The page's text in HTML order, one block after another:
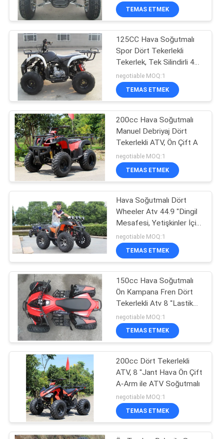
SITE
HARITASI
GIZLILIK
POLITIKASI
Gençlik Yarışları
ATV
Go Kart Buggy
183
Yetişkin Motorlu
Scooter
98
Mini Bisiklet Scooter
TEMAS ETMEK
125CC Hava Soğutmalı
Spor Dört Tekerlekli
Tekerlek, Tek Silindirli 4
Zamanlı
negotiable MOQ:1
TEMAS ETMEK
200cc Hava Soğutmalı
Manuel Debriyaj Dört
Tekerlekli ATV, Ön Çift A
negotiable MOQ:1
TEMAS ETMEK
Hava Soğutmalı Dört
Wheeler Atv 44.9 "Dingil
Mesafesi, Yetişkinler İçin
150cc 4 Wheeler Dörtlü
negotiable MOQ:1
TEMAS ETMEK
150cc Hava Soğutmalı
Ön Kampana Fren Dört
Tekerlekli Atv 8 "Lastik
7000r / Min
negotiable MOQ:1
TEMAS ETMEK
200cc Dört Tekerlekli
ATV, 8 "Jant Hava Ön Çift
A-Arm ile ATV Soğutmalı
negotiable MOQ:1
TEMAS ETMEK